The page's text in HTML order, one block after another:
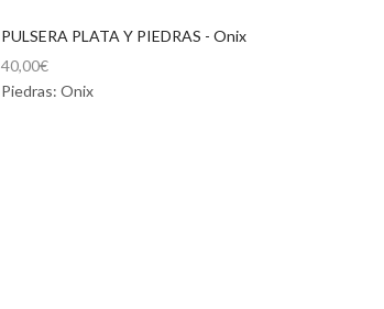
PULSERA PLATA Y PIEDRAS - Onix
40,00€
Piedras: Onix